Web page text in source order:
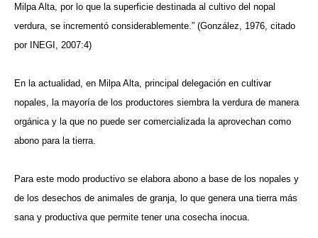
Milpa Alta, por lo que la superficie destinada al cultivo del nopal
verdura, se incrementó considerablemente.” (González, 1976, citado
por INEGI, 2007:4)
En la actualidad, en Milpa Alta, principal delegación en cultivar
nopales, la mayoría de los productores siembra la verdura de manera
orgánica y la que no puede ser comercializada la aprovechan como
abono para la tierra.
Para este modo productivo se elabora abono a base de los nopales y
de los desechos de animales de granja, lo que genera una tierra más
sana y productiva que permite tener una cosecha inocua.